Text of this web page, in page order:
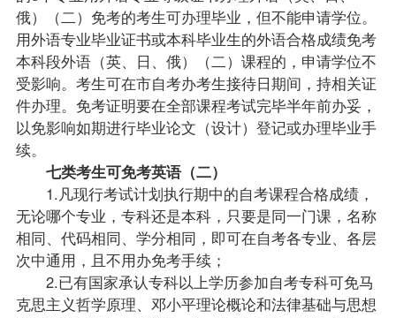
俄）（二）免考的考生可办理毕业，但不能申请学位。
用外语专业毕业证书或本科毕业生的外语合格成绩免考
本科段外语（英、日、俄）（二）课程的，申请学位不
受影响。考生可在市自考办考生接待日期间，持相关证
件办理。免考证明要在全部课程考试完毕半年前办妥，
以免影响如期进行毕业论文（设计）登记或办理毕业手
续。
七类考生可免考英语（二）
1.凡现行考试计划执行期中的自考课程合格成绩，
无论哪个专业，专科还是本科，只要是同一门课，名称
相同、代码相同、学分相同，即可在自考各专业、各层
次中通用，且不用办免考手续；
2.已有国家承认专科以上学历参加自考专科可免马
克思主义哲学原理、邓小平理论概论和法律基础与思想